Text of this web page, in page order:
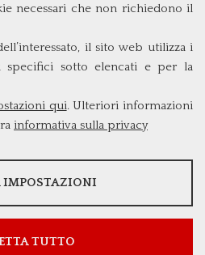
necessari che non richiedono il
il sito web utilizza i
specifici sotto elencati e per la
qui. Ulteriori informazioni
informativa sulla privacy
IMPOSTAZIONI
TUTTO
di Roma Tor Vergata
2
Roma (Italia)
7259 5572/5425